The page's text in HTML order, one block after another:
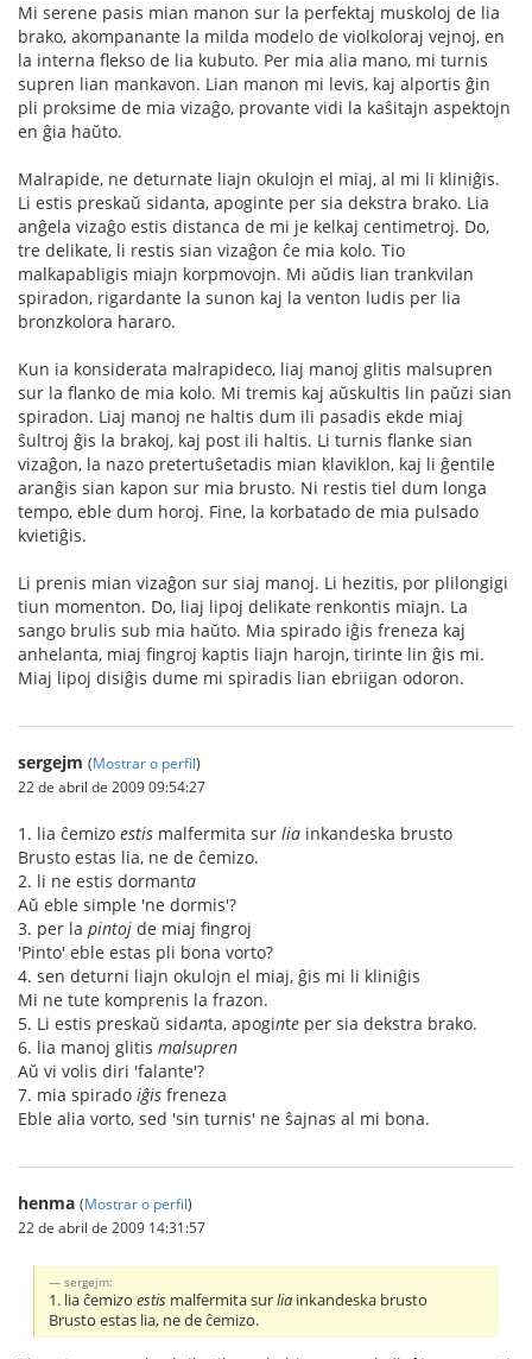
Mi serene pasis mian manon sur la perfektaj muskoloj de lia
brako, akompanante la milda modelo de violkoloraj vejnoj, en
la interna flekso de lia kubuto. Per mia alia mano, mi turnis
supren lian mankavon. Lian manon mi levis, kaj alportis ĝin
pli proksime de mia vizaĝo, provante vidi la kaŝitajn aspektojn
en ĝia haŭto.
Malrapide, ne deturnate liajn okulojn el miaj, al mi li kliniĝis.
Li estis preskaŭ sidanta, apoginte per sia dekstra brako. Lia
anĝela vizaĝo estis distanca de mi je kelkaj centimetroj. Do,
tre delikate, li restis sian vizaĝon ĉe mia kolo. Tio
malkapabligis miajn korpmovojn. Mi aŭdis lian trankvilan
spiradon, rigardante la sunon kaj la venton ludis per lia
bronzkolora hararo.
Kun ia konsiderata malrapideco, liaj manoj glitis malsupren
sur la flanko de mia kolo. Mi tremis kaj aŭskultis lin paŭzi sian
spiradon. Liaj manoj ne haltis dum ili pasadis ekde miaj
ŝultroj ĝis la brakoj, kaj post ili haltis. Li turnis flanke sian
vizaĝon, la nazo pretertuŝetadis mian klaviklon, kaj li ĝentile
aranĝis sian kapon sur mia brusto. Ni restis tiel dum longa
tempo, eble dum horoj. Fine, la korbatado de mia pulsado
kvietiĝis.
Li prenis mian vizaĝon sur siaj manoj. Li hezitis, por plilongigi
tiun momenton. Do, liaj lipoj delikate renkontis miajn. La
sango brulis sub mia haŭto. Mia spirado iĝis freneza kaj
anhelanta, miaj fingroj kaptis liajn harojn, tirinte lin ĝis mi.
Miaj lipoj disiĝis dume mi spiradis lian ebriigan odoron.
sergejm (Mostrar o perfil)
22 de abril de 2009 09:54:27
1. lia ĉemizo estis malfermita sur lia inkandeska brusto
Brusto estas lia, ne de ĉemizo.
2. li ne estis dormanta
Aŭ eble simple 'ne dormis'?
3. per la pintoj de miaj fingroj
'Pinto' eble estas pli bona vorto?
4. sen deturni liajn okulojn el miaj, ĝis mi li kliniĝis
Mi ne tute komprenis la frazon.
5. Li estis preskaŭ sidanta, apoginte per sia dekstra brako.
6. lia manoj glitis malsupren
Aŭ vi volis diri 'falante'?
7. mia spirado iĝis freneza
Eble alia vorto, sed 'sin turnis' ne ŝajnas al mi bona.
henma (Mostrar o perfil)
22 de abril de 2009 14:31:57
sergejm:
1. lia ĉemizoestis malfermita surlia inkandeska brusto
Brusto estas lia, ne de ĉemizo.